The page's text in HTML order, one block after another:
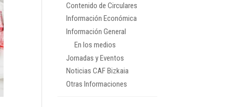
Contenido de Circulares
Información Económica
Información General
En los medios
Jornadas y Eventos
Noticias CAF Bizkaia
Otras Informaciones